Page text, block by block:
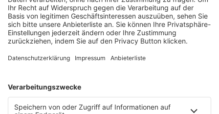
Mainzer Landstr. 251
60326 Frankfurt am Main
E-Mail:info@ruw.de
Web:https://www.ruw.de
AGB
Datenschutzerklärung